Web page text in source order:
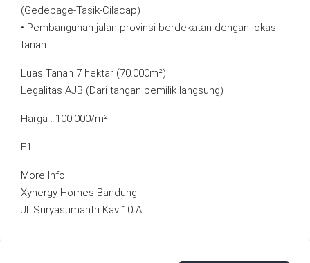
(Gedebage-Tasik-Cilacap)
• Pembangunan jalan provinsi berdekatan dengan lokasi
tanah
Luas Tanah 7 hektar (70.000m²)
Legalitas AJB (Dari tangan pemilik langsung)
Harga : 100.000/m²
F1
More Info
Xynergy Homes Bandung
Jl. Suryasumantri Kav 10 A